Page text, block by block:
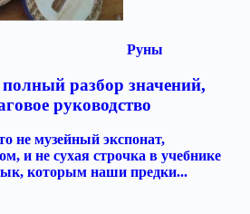
Руны
разбор значений,
руководство
не музейный экспонат,
и не сухая строчка в учебнике
которым наши предки...